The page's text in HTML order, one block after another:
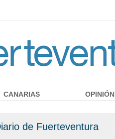
de Fuerteventura
CANARIAS OPINIÓN